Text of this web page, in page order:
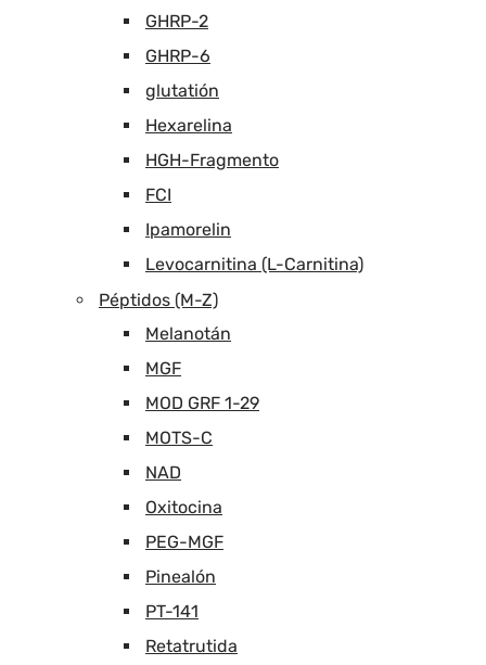
GHRP-2
GHRP-6
glutatión
Hexarelina
HGH-Fragmento
FCI
Ipamorelin
Levocarnitina (L-Carnitina)
Péptidos (M-Z)
Melanotán
MGF
MOD GRF 1-29
MOTS-C
NAD
Oxitocina
PEG-MGF
Pinealón
PT-141
Retatrutida